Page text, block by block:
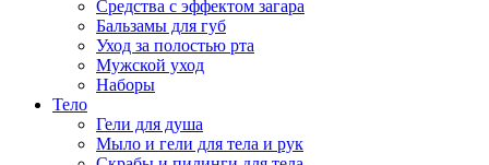
Средства c эффектом загара
Бальзамы для губ
Уход за полостью рта
Мужской уход
Наборы
Тело
Гели для душа
Мыло и гели для тела и рук